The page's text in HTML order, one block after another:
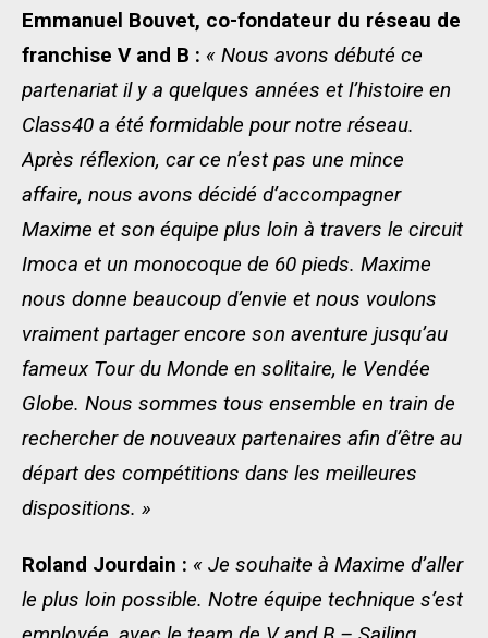
Emmanuel Bouvet, co-fondateur du réseau de
franchise V and B : « Nous avons débuté ce
partenariat il y a quelques années et l’histoire en
Class40 a été formidable pour notre réseau.
Après réflexion, car ce n’est pas une mince
affaire, nous avons décidé d’accompagner
Maxime et son équipe plus loin à travers le circuit
Imoca et un monocoque de 60 pieds. Maxime
nous donne beaucoup d’envie et nous voulons
vraiment partager encore son aventure jusqu’au
fameux Tour du Monde en solitaire, le Vendée
Globe. Nous sommes tous ensemble en train de
rechercher de nouveaux partenaires afin d’être au
départ des compétitions dans les meilleures
dispositions. »
Roland Jourdain : « Je souhaite à Maxime d’aller
le plus loin possible. Notre équipe technique s’est